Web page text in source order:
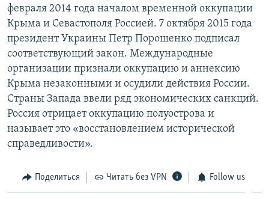
февраля 2014 года началом временной оккупации
Крыма и Севастополя Россией. 7 октября 2015 года
президент Украины Петр Порошенко подписал
соответствующий закон. Международные
организации признали оккупацию и аннексию
Крыма незаконными и осудили действия России.
Страны Запада ввели ряд экономических санкций.
Россия отрицает оккупацию полуострова и
называет это «восстановлением исторической
справедливости».
Поделиться Читать без VPN Follow us